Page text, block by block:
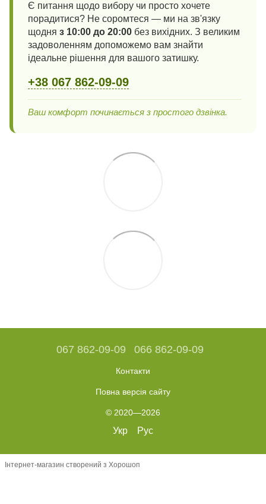
Є питання щодо вибору чи просто хочете
порадитися? Не соромтеся — ми на зв'язку
щодня з 10:00 до 20:00 без вихідних. З великим
задоволенням допоможемо вам знайти
ідеальне рішення для вашого затишку.
+38 067 862-09-09
Ваш комфорт починається з простого дзвінка.
067 862-09-09 066 862-09-09
Контакти
Повна версія сайту
© 2020—2026
Укр Рус
Інтернет-магазин створений з Хорошоп